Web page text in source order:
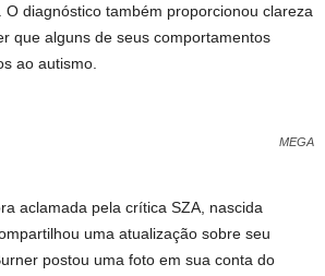
diagnóstico também proporcionou clareza
que alguns de seus comportamentos
ao autismo.
MEGA
aclamada pela crítica SZA, nascida
uma atualização sobre seu
postou uma foto em sua conta do